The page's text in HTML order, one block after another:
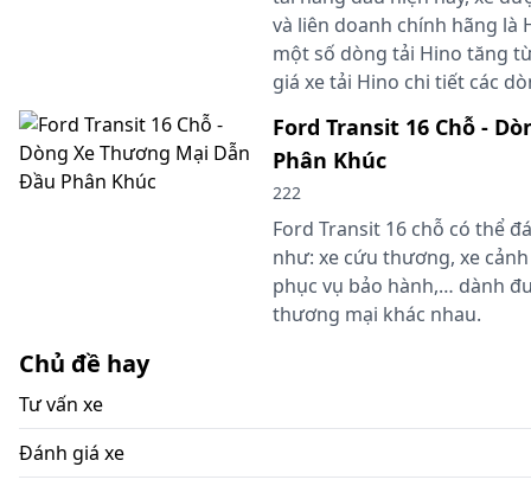
và liên doanh chính hãng
một số dòng tải Hino tăng
giá xe tải Hino chi tiết các
Ford Transit 16 Chỗ -
Phân Khúc
222
Ford Transit 16 chỗ có thể
như: xe cứu thương, xe
phục vụ bảo hành,… dành
thương mại khác nhau.
Chủ đề hay
Tư vấn xe
Đánh giá xe